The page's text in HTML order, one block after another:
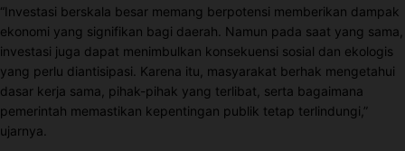
“Investasi berskala besar memang berpotensi memberikan dampak
ekonomi yang signifikan bagi daerah. Namun pada saat yang sama,
investasi juga dapat menimbulkan konsekuensi sosial dan ekologis
yang perlu diantisipasi. Karena itu, masyarakat berhak mengetahui
dasar kerja sama, pihak-pihak yang terlibat, serta bagaimana
pemerintah memastikan kepentingan publik tetap terlindungi,”
ujarnya.